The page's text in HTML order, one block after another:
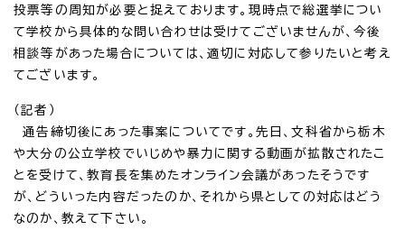
投票等の周知が必要と捉えております。現時点で総選挙につい
て学校から具体的な問い合わせは受けてございませんが、今後
相談等があった場合については、適切に対応して参りたいと考え
てございます。
（記者）
通告締切後にあった事案についてです。先日、文科省から栃木
や大分の公立学校でいじめや暴力に関する動画が拡散されたこ
とを受けて、教育長を集めたオンライン会議があったそうです
が、どういった内容だったのか、それから県としての対応はどう
なのか、教えて下さい。